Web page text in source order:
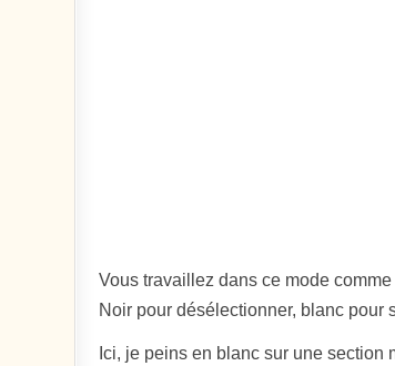
Vous travaillez dans ce mode
Noir pour désélectionner, blanc pour
Ici, je peins en blanc sur une section